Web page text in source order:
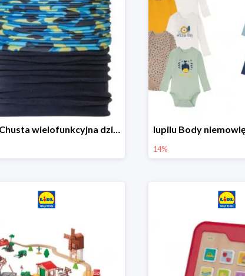
lupilu Chusta wielofunkcyjna dziecięca
14%